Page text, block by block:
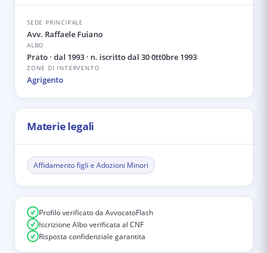
SEDE PRINCIPALE
Avv. Raffaele Fuiano
ALBO
Prato · dal 1993 · n. iscritto dal 30 0tt0bre 1993
ZONE DI INTERVENTO
Agrigento
Materie legali
Affidamento figli e Adozioni Minori
Profilo verificato da AvvocatoFlash
Iscrizione Albo verificata al CNF
Risposta confidenziale garantita